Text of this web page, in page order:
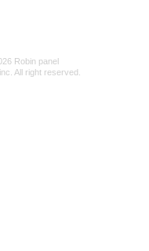
Robin panel
All right reserved.